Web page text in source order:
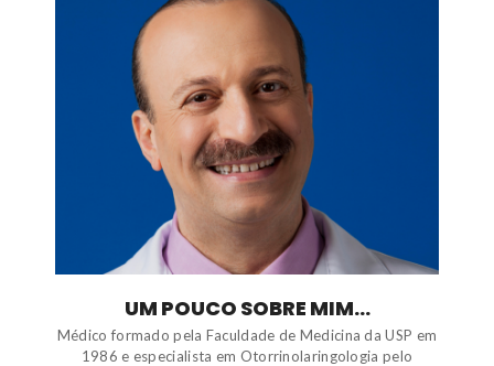
UM POUCO SOBRE MIM...
Médico formado pela Faculdade de Medicina da USP em
1986 e especialista em Otorrinolaringologia pelo